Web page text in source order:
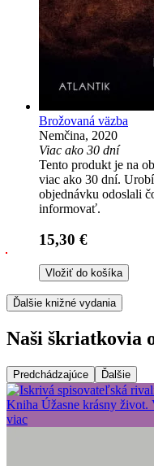
Brožovaná väzba
Nemčina, 2020
Viac ako 30 dní
Tento produkt je na
viac ako 30 dní.
objednávku odoslali
informovať.
15,30 €
Vložiť do košíka
Ďalšie knižné vydania
Naši škriatkovia
Predchádzajúce Ďalšie